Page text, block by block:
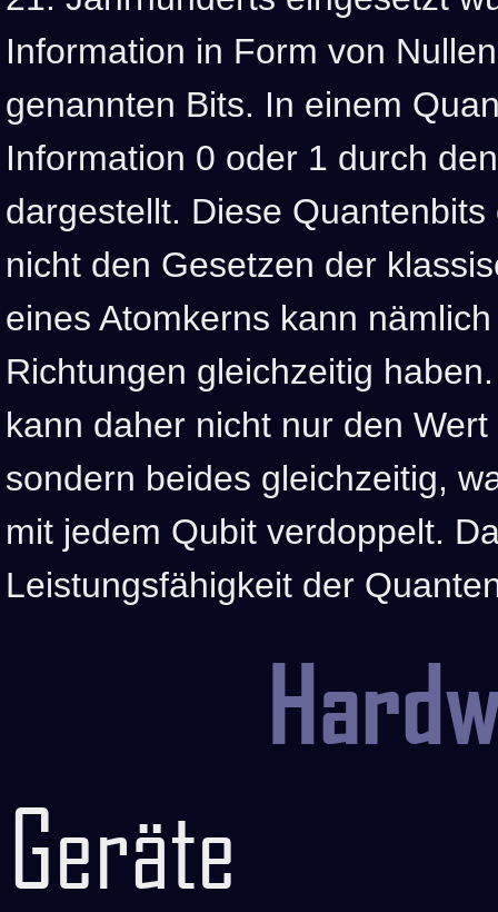
Information in Form von
genannten Bits. In einem
Information 0 oder 1 durch
dargestellt. Diese
nicht den Gesetzen der
eines Atomkerns kann
Richtungen gleichzeitig
kann daher nicht nur den
sondern beides gleichzeitig,
mit jedem Qubit verdoppelt.
Leistungsfähigkeit der
Geräte